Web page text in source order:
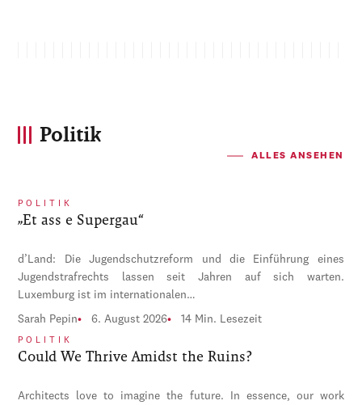
Politik
ALLES ANSEHEN
POLITIK
„Et ass e Supergau“
d’Land: Die Jugendschutzreform und die Einführung eines
Jugendstrafrechts lassen seit Jahren auf sich warten.
Luxemburg ist im internationalen…
Sarah Pepin 6. August 2026 14 Min. Lesezeit
POLITIK
Could We Thrive Amidst the Ruins?
Architects love to imagine the future. In essence, our work